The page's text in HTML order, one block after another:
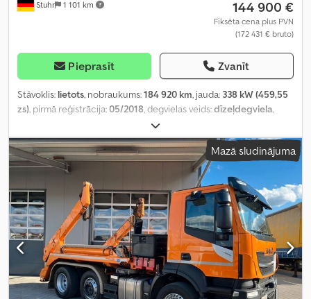
Stuhr 1 101 km 144 900 €
Fiksēta cena plus PVN
(172 431 € bruto)
Pieprasīt Zvanīt
Stāvoklis: lietots, nobraukums:184 920 km, jauda: 338 kW (459,55
zs), pirmā reģistrācija:05/2018, degvielas veids:dīzeļdegviela,
, asu konfigurācija:
pārnesuma veids:automātisks, iekraušanas telpas tilpums:13 m³,
krautuves garums:7 000 mm, iekraušanas vietas platums:2 480
mm, iekraušanas telpas augstums: 800 mm, Aprīkojums:
celtnis, gaisa kondicionēšana
Mazā sludinājuma